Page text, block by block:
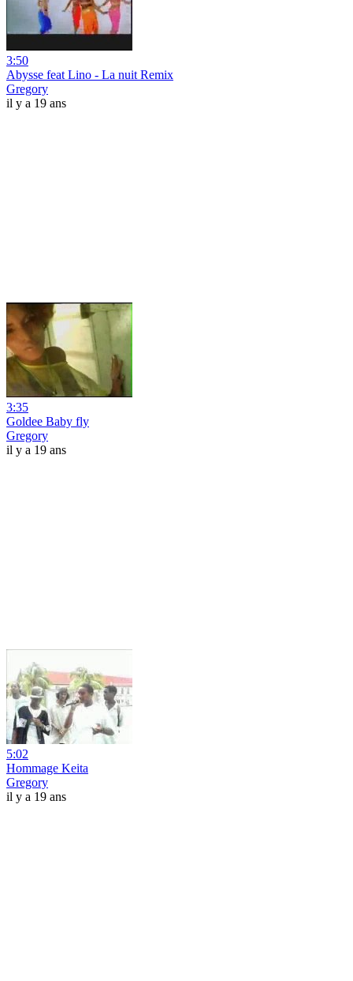
3:50
Abysse feat Lino - La nuit Remix
Gregory
il y a 19 ans
3:35
Goldee Baby fly
Gregory
il y a 19 ans
5:02
Hommage Keita
Gregory
il y a 19 ans